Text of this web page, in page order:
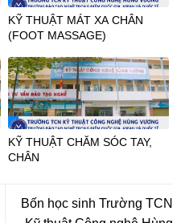
KỸ THUẬT MÁT XA CHÂN
(FOOT MASSAGE)
KỸ THUẬT CHĂM SÓC TAY,
CHÂN
Bốn học sinh Trường TCN